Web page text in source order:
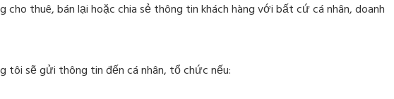
cho thuê, bán lại hoặc chia sẻ thông tin khách hàng với bất cứ cá nhân, doanh
tôi sẽ gửi thông tin đến cá nhân, tổ chức nếu: